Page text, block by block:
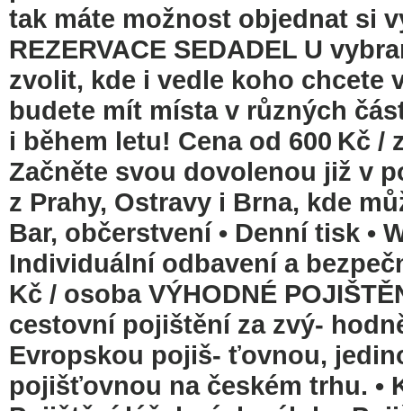
tak máte možnost objednat si
REZERVACE SEDADEL U
zvolit, kde i vedle koho chcete
budete mít místa v různých
i během letu! Cena od 600 Kč /
Začněte svou dovolenou již v
z Prahy, Ostravy i Brna, kde
Bar, občerstvení • Denní tisk •
Individuální odbavení a
Kč / osoba VÝHODNÉ
cestovní pojištění za zvý-
Evropskou pojiš- ťovnou,
pojišťovnou na českém trhu. •